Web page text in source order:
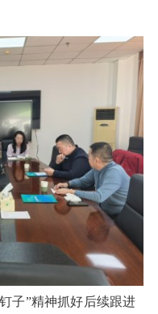
子”精神抓好后续跟进